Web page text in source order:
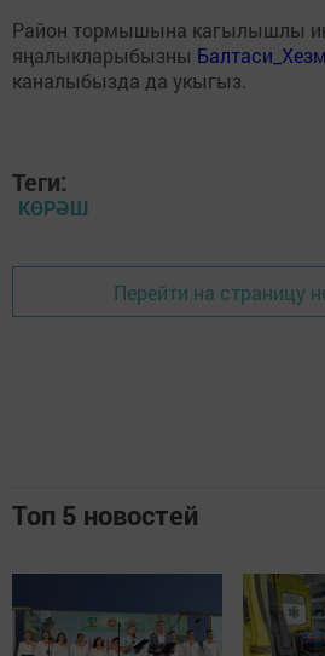
Район тормышына кагылышлы
яңалыкларыбызны
каналыбызда да укыгыз.
Теги:
КӨРӘШ
Перейти на страницу
Топ 5 новостей